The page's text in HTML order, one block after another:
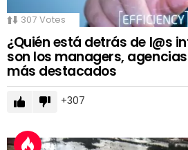
307 Votes
¿Quién está detrás de l@s
son los managers,
más destacados
307